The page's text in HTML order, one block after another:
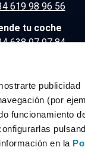
publicidad
(por
funcionamiento
en la
619 98 96 56
tu coche
638 97 97 84